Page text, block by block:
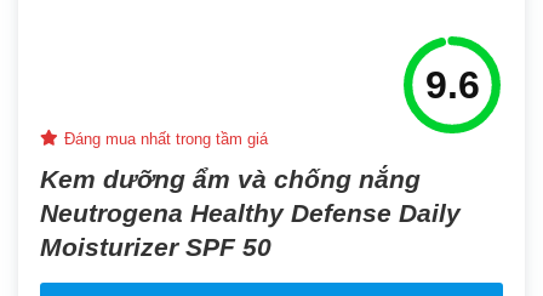
9.6
Đáng mua nhất trong tầm giá
Kem dưỡng ẩm và chống nắng
Neutrogena Healthy Defense Daily
Moisturizer SPF 50